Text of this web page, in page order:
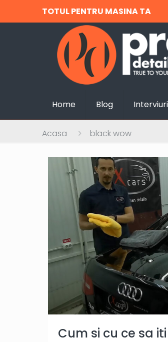
TOTUL PENTRU MASINA TA
Home Blog Interviuri
Acasa black wow
Cum si cu ce sa